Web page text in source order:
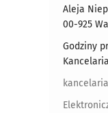
Aleja
00-925
Godziny